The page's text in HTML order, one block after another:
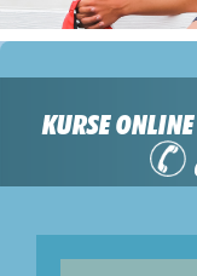
KURSE